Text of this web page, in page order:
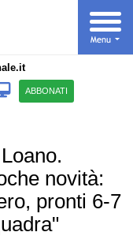
ABBONATI
novità:
pronti 6-7